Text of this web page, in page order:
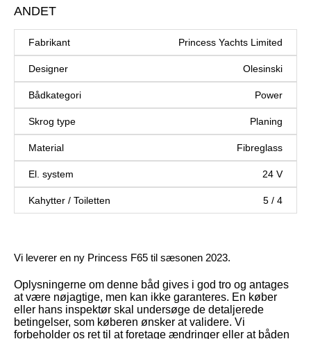
ANDET
Fabrikant Princess Yachts Limited
Designer Olesinski
Bådkategori Power
Skrog type Planing
Material Fibreglass
El. system 24 V
Kahytter / Toiletten 5 / 4
Vi leverer en ny Princess F65 til sæsonen 2023.
Oplysningerne om denne båd gives i god tro og antages
at være nøjagtige, men kan ikke garanteres. En køber
eller hans inspektør skal undersøge de detaljerede
betingelser, som køberen ønsker at validere. Vi
forbeholder os ret til at foretage ændringer eller at båden